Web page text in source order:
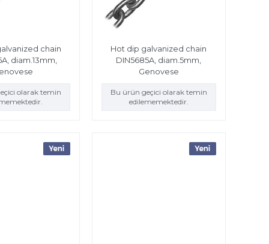
chain
diam.13mm,
olarak temin
Hot dip galvanized chain
DIN5685A, diam.5mm,
Genovese
Bu ürün geçici olarak temin
edilememektedir.